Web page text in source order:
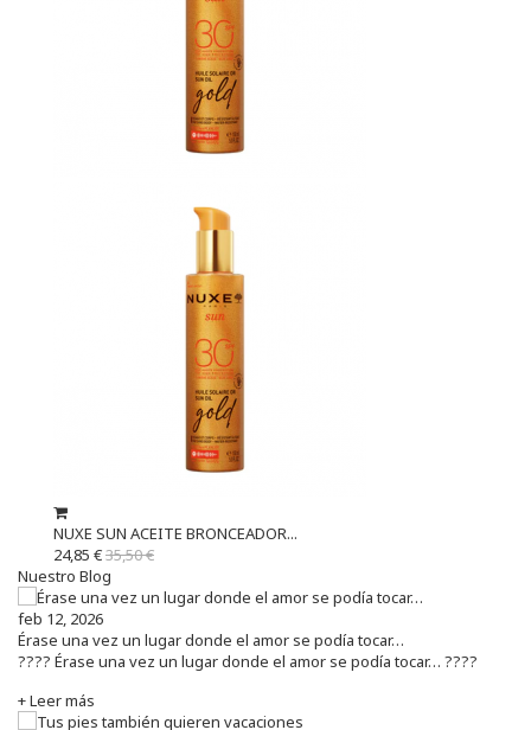
NUXE SUN ACEITE BRONCEADOR...
24,85 €35,50 €
Nuestro Blog
feb 12, 2026
Érase una vez un lugar donde el amor se podía tocar…
???? Érase una vez un lugar donde el amor se podía tocar… ????
+ Leer más